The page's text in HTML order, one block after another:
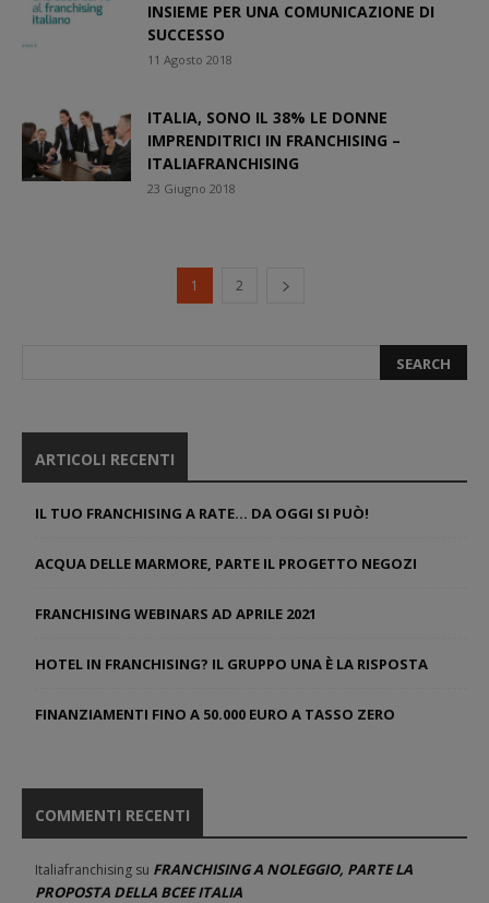
INSIEME PER UNA COMUNICAZIONE DI
SUCCESSO
11 Agosto 2018
ITALIA, SONO IL 38% LE DONNE
IMPRENDITRICI IN FRANCHISING –
ITALIAFRANCHISING
23 Giugno 2018
1 2
ARTICOLI RECENTI
IL TUO FRANCHISING A RATE… DA OGGI SI PUÒ!
ACQUA DELLE MARMORE, PARTE IL PROGETTO NEGOZI
FRANCHISING WEBINARS AD APRILE 2021
HOTEL IN FRANCHISING? IL GRUPPO UNA È LA RISPOSTA
FINANZIAMENTI FINO A 50.000 EURO A TASSO ZERO
COMMENTI RECENTI
Italiafranchising su FRANCHISING A NOLEGGIO, PARTE LA
PROPOSTA DELLA BCEE ITALIA